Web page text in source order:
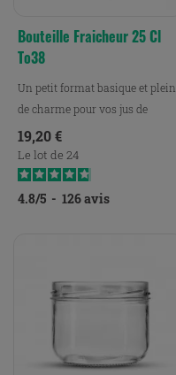
Bouteille Fraicheur 25 Cl
To38
Un petit format basique et plein
de charme pour vos jus de
fruits.
Prix
19,20 €
Le lot de 24
4.8/5 - 126avis